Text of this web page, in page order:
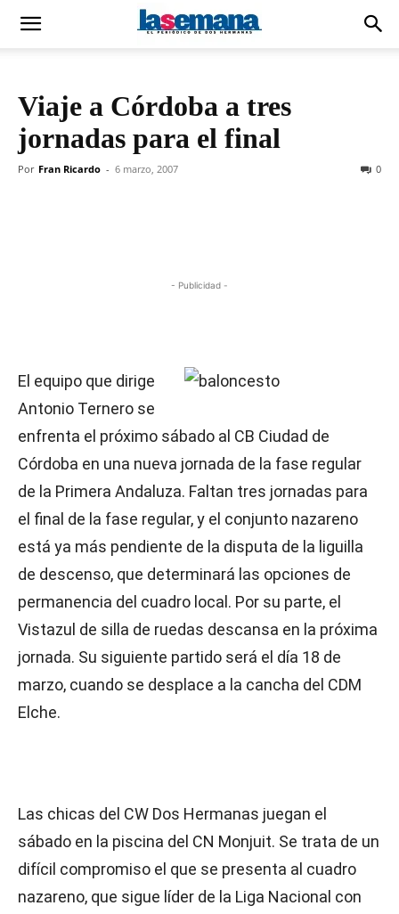
Viaje a Córdoba a tres
jornadas para el final
Por Fran Ricardo - 6 marzo, 2007 0
- Publicidad -
El equipo que dirige
Antonio Ternero se
enfrenta el próximo sábado al CB Ciudad de
Córdoba en una nueva jornada de la fase regular
de la Primera Andaluza. Faltan tres jornadas para
el final de la fase regular, y el conjunto nazareno
está ya más pendiente de la disputa de la liguilla
de descenso, que determinará las opciones de
permanencia del cuadro local. Por su parte, el
Vistazul de silla de ruedas descansa en la próxima
jornada. Su siguiente partido será el día 18 de
marzo, cuando se desplace a la cancha del CDM
Elche.
Las chicas del CW Dos Hermanas juegan el
sábado en la piscina del CN Monjuit. Se trata de un
difícil compromiso el que se presenta al cuadro
nazareno, que sigue líder de la Liga Nacional con